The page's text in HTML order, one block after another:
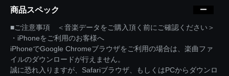
商品スペック
■ご注意事項 ＜音楽データをご購入頂く前にご確認ください＞
・iPhoneをご利用のお客様へ
iPhoneでGoogle Chromeブラウザをご利用の場合は、楽曲ファ
イルのダウンロードが行えません。
誠に恐れ入りますが、Safariブラウザ、もしくはPCからダウンロ